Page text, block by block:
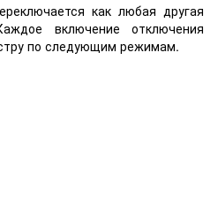
как любая другая
включение отключения
по следующим режимам.